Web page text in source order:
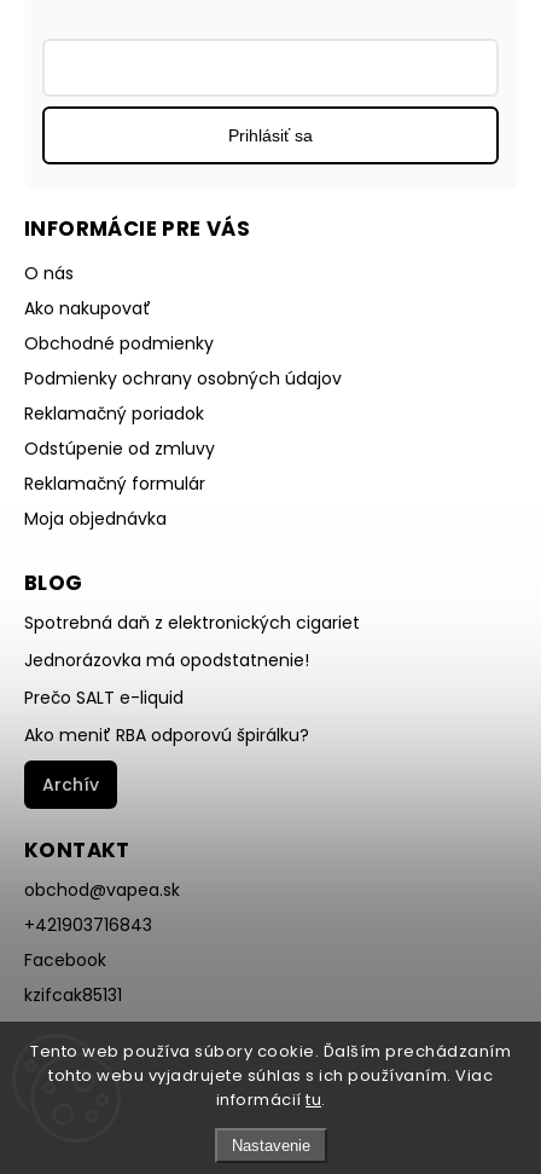
Tento web používa súbory cookie. Ďalším prechádzaním
tohto webu vyjadrujete súhlas s ich používaním. Viac
informácií tu.
Nastavenie
INFORMÁCIE PRE VÁS
O nás
Ako nakupovať
Obchodné podmienky
Podmienky ochrany osobných údajov
Reklamačný poriadok
Odstúpenie od zmluvy
Reklamačný formulár
Moja objednávka
BLOG
Spotrebná daň z elektronických cigariet
Jednorázovka má opodstatnenie!
Prečo SALT e-liquid
Ako meniť RBA odporovú špirálku?
Archív
KONTAKT
obchod@vapea.sk
+421903716843
Facebook
kzifcak85131
@vapea.slovensko
Prihlásiť sa